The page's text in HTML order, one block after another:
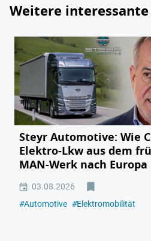
Weitere
Steyr Automotive: Wie
Elektro-Lkw aus dem
MAN-Werk nach
03.08.2026
#Automotive #Elektromobilität